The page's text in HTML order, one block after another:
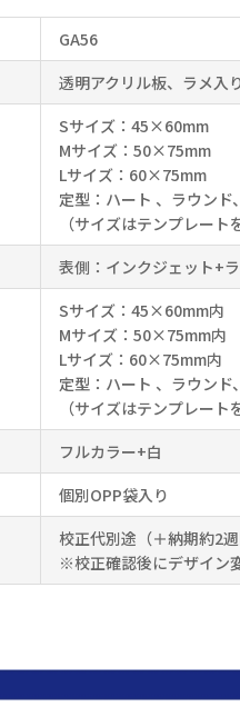
GA56
透明アクリル板、ラメ入
Sサイズ：45×60mm
Mサイズ：50×75mm
Lサイズ：60×75mm
定型：ハート 、ラウン
（サイズはテンプレート
表側：インクジェット+
Sサイズ：45×60mm内
Mサイズ：50×75mm内
Lサイズ：60×75mm内
定型：ハート 、ラウン
（サイズはテンプレート
フルカラー+白
個別OPP袋入り
校正代別途（＋納期約2週
※校正確認後にデザイン